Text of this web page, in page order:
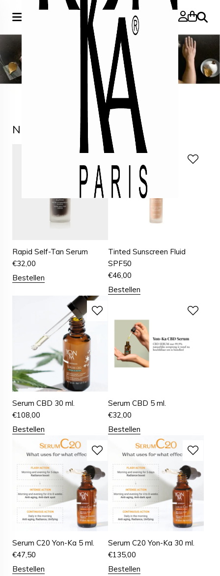
Zoeken
Nieuw
Rapid Self-Tan Serum
€32,00
Bestellen
Tinted Sunscreen Fluid
SPF50
€46,00
Bestellen
Serum CBD 30 ml.
€108,00
Bestellen
Serum CBD 5 ml.
€32,00
Bestellen
Serum C20 Yon-Ka 5 ml.
€47,50
Bestellen
Serum C20 Yon-Ka 30 ml.
€135,00
Bestellen